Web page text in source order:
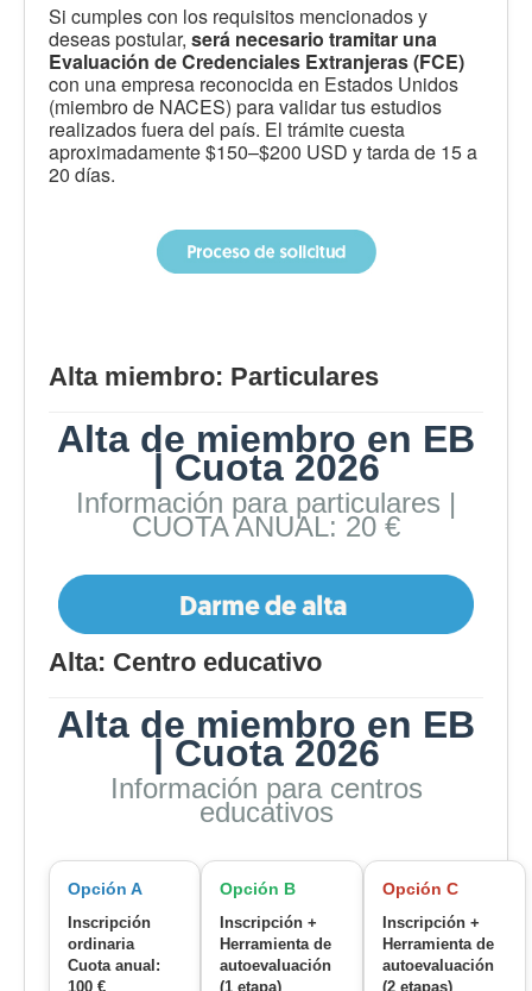
Si cumples con los requisitos mencionados y
deseas postular, será necesario tramitar una
Evaluación de Credenciales Extranjeras (FCE)
con una empresa reconocida en Estados Unidos
(miembro de NACES) para validar tus estudios
realizados fuera del país. El trámite cuesta
aproximadamente $150–$200 USD y tarda de 15 a
20 días.
Alta miembro: Particulares
Alta de miembro en EB
| Cuota 2026
Información para particulares |
CUOTA ANUAL: 20 €
Alta: Centro educativo
Alta de miembro en EB
| Cuota 2026
Información para centros
educativos
Opción A
Inscripción
ordinaria
Cuota anual:
100 €
Opción B
Inscripción +
Herramienta de
autoevaluación
(1 etapa)
Opción C
Inscripción +
Herramienta de
autoevaluación
(2 etapas)